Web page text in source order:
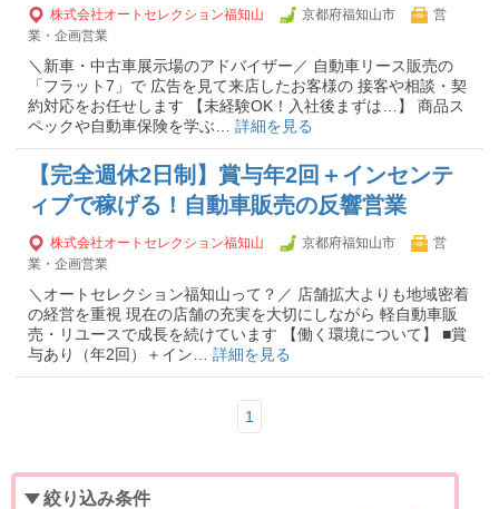
株式会社オートセレクション福知山 京都府福知山市
営
業・企画営業
＼新車・中古車展示場のアドバイザー／ 自動車リース販売の
「フラット7」で 広告を見て来店したお客様の 接客や相談・契
約対応をお任せします 【未経験OK！入社後まずは…】 商品ス
ペックや自動車保険を学ぶ… 詳細を見る
【完全週休2日制】賞与年2回＋インセンテ
ィブで稼げる！自動車販売の反響営業
株式会社オートセレクション福知山 京都府福知山市
営
業・企画営業
＼オートセレクション福知山って？／ 店舗拡大よりも地域密着
の経営を重視 現在の店舗の充実を大切にしながら 軽自動車販
売・リユースで成長を続けています 【働く環境について】 ■賞
与あり（年2回）＋イン… 詳細を見る
1
絞り込み条件